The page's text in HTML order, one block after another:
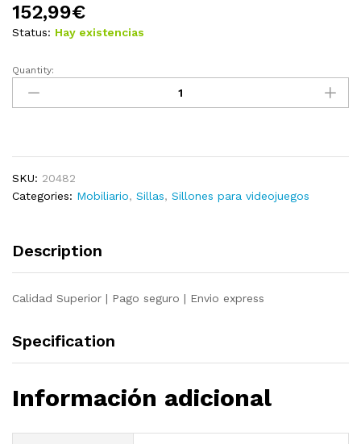
152,99€
Status: Hay existencias
Silla
gaming
giratoria
Quantity:
SKU: 20482
Categories: Mobiliario, Sillas, Sillones para videojuegos
Description
Calidad Superior | Pago seguro | Envio express
Specification
Información adicional